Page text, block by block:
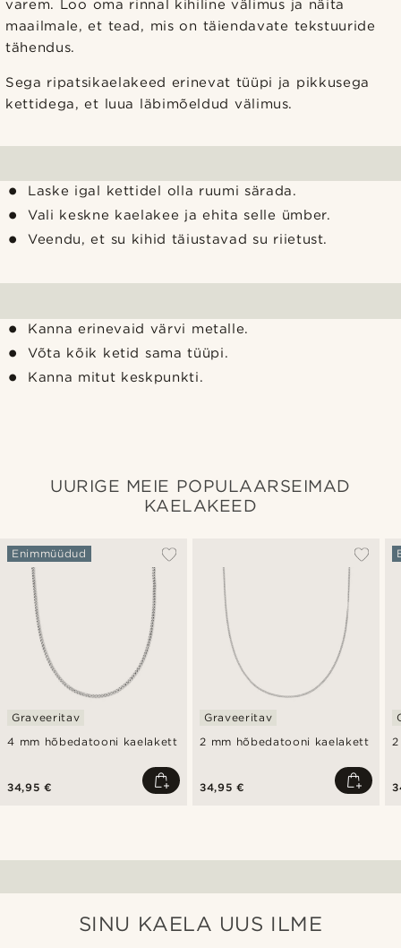
varem. Loo oma rinnal kihiline välimus ja näita
maailmale, et tead, mis on täiendavate tekstuuride
tähendus.
Sega ripatsikaelakeed erinevat tüüpi ja pikkusega
kettidega, et luua läbimõeldud välimus.
Laske igal kettidel olla ruumi särada.
Vali keskne kaelakee ja ehita selle ümber.
Veendu, et su kihid täiustavad su riietust.
Kanna erinevaid värvi metalle.
Võta kõik ketid sama tüüpi.
Kanna mitut keskpunkti.
UURIGE MEIE POPULAARSEIMAD
KAELAKEED
4 mm hõbedatooni kaelakett
Enimmüüdud
Graveeritav
34,95 €
2 mm hõbedatooni kaelakett
Graveeritav
34,95 €
SINU KAELA UUS ILME